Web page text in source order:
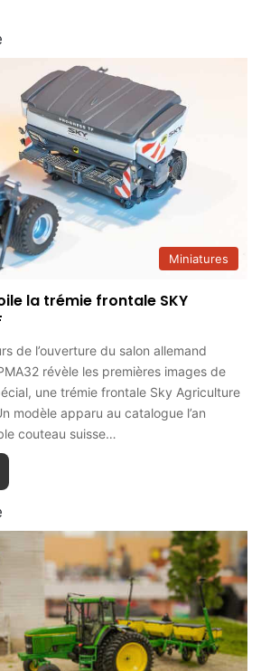
Miniatures
la trémie frontale SKY
de l’ouverture du salon allemand
révèle les premières images de
une trémie frontale Sky Agriculture
modèle apparu au catalogue l’an
couteau suisse…